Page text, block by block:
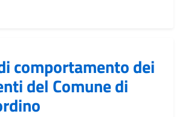
comportamento dei
del Comune di